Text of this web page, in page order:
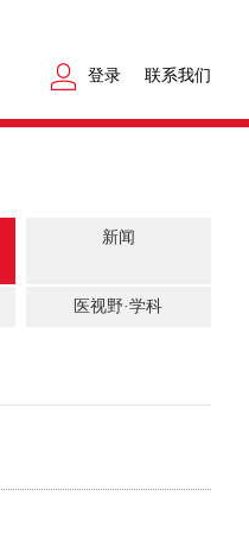
登录 联系我们
新闻
医视野·学科